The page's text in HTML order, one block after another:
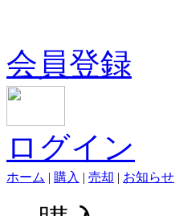
会員登録
ログイン
ホーム | 購入 | 売却 | お知らせ